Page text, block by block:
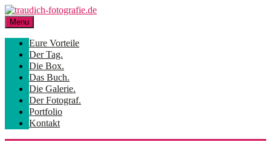
Skip
to
content
Menu
Eure Vorteile
Der Tag.
Die Box.
Das Buch.
Die Galerie.
Der Fotograf.
Portfolio
Kontakt